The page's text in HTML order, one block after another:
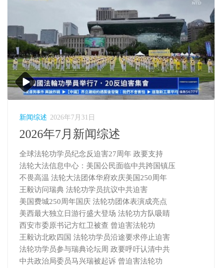
新闻综述 2026年7月31日
2026年7月新闻综述
全球法轮功学员纪念反迫害27周年 政要支持
法轮大法信息中心：美国公民面临中共跨国镇压
不畏高温 法轮大法团体华府欢庆美国250周年
王毅访问瑞典 法轮功学员抗议中共迫害
美国费城250周年国庆 法轮功团体表演成亮点
美西最大独立日游行盛大登场 法轮功方队吸睛
西安市委原书记方红卫被查 曾迫害法轮功
王毅访北欧四国 法轮功学员沿途要求停止迫害
法轮功学员参与瑞典论坛周 政要呼吁认清中共
中共政治局委员马兴瑞被起诉 曾迫害法轮功